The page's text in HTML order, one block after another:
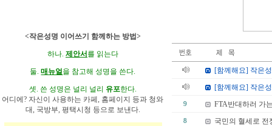
<작은성명 이어쓰기 함께하는 방법>
하나. 제안서 를 읽는다
둘.매뉴얼을 참고해 성명을 쓴다.
셋. 쓴 성명은 널리 널리 유포한다.
어디에? 자신이 사용하는 카페, 홈페이지 등과 청와
대, 국방부, 평택시청 등으로 보낸다.
[함께해요] 작은
[함께해요] 작은
9 FTA반대하러 가
8 국민의 혈세로 전